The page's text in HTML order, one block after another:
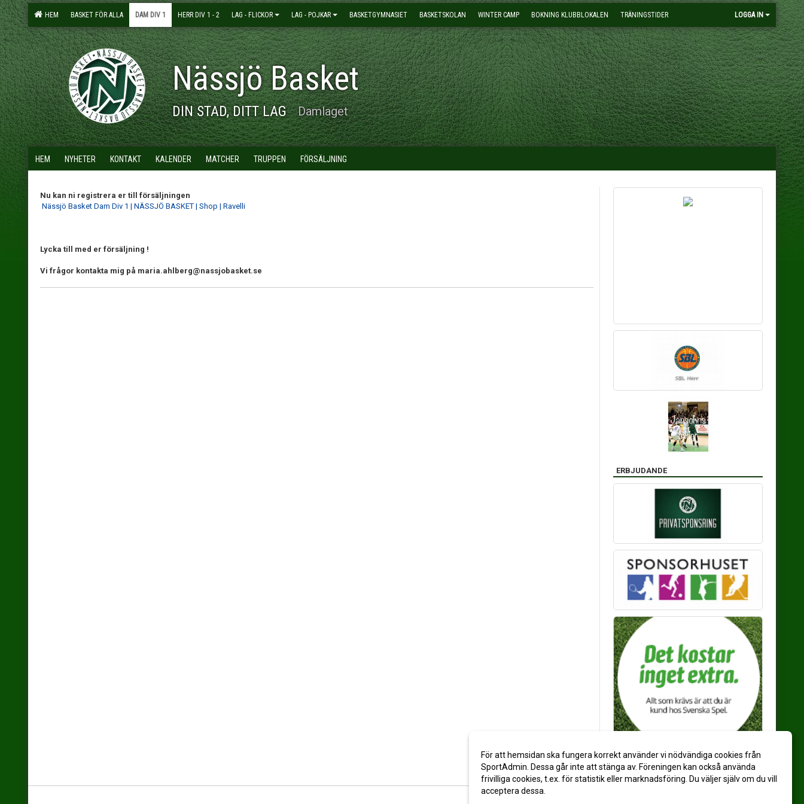
HEM BASKET FÖR ALLA DAM DIV 1 HERR DIV 1 - 2 LAG - FLICKOR LAG - POJKAR BASKETGYMNASIET BASKETSKOLAN WINTER CAMP BOKNING KLUBBLOKALEN TRÄNINGSTIDER LOGGA IN
Nässjö Basket
DIN STAD, DITT LAG Damlaget
HEM NYHETER KONTAKT KALENDER MATCHER TRUPPEN FÖRSÄLJNING
Nu kan ni registrera er till försäljningen
Nässjö Basket Dam Div 1 | NÄSSJÖ BASKET | Shop | Ravelli
Lycka till med er försäljning !
Vi frågor kontakta mig på maria.ahlberg@nassjobasket.se
ERBJUDANDE
För att hemsidan ska fungera korrekt använder vi nödvändiga cookies från
SportAdmin. Dessa går inte att stänga av. Föreningen kan också använda
frivilliga cookies, t.ex. för statistik eller marknadsföring. Du väljer själv om du vill
acceptera dessa.